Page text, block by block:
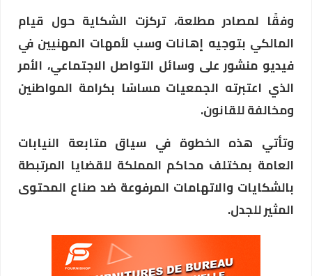
وفقًا لمصادر مطلعة، تركزت الشكاية حول قيام
المالكي بتوجيه إهانات وسب لأمهات المهنيين في
فيديو منشور على وسائل التواصل الاجتماعي، الأمر
الذي اعتبرته الجمعيات مساسًا بكرامة المواطنين
ومخالفة للقانون.
وتأتي هذه الخطوة في سياق متابعة النيابات
العامة بمختلف محاكم المملكة للقضايا المرتبطة
بالشكايات والاتهامات المرفوعة ضد صناع المحتوى
المثير للجدل.